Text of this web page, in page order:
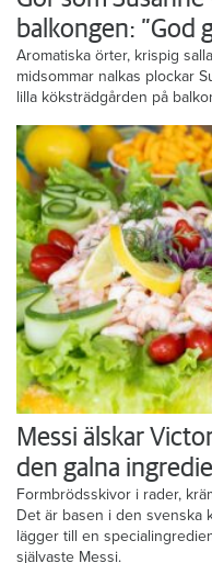
balkongen: ”God
Aromatiska örter, krispig
midsommar nalkas plockar
lilla köksträdgården på
Messi älskar
den galna
Formbrödsskivor i rader,
Det är basen i den svenska
lägger till en
självaste Messi.